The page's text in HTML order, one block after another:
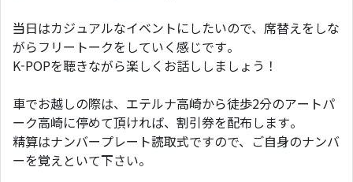
当日はカジュアルなイベントにしたいので、席替えをしな
がらフリートークをしていく感じです。
K-POPを聴きながら楽しくお話ししましょう！
車でお越しの際は、エテルナ高崎から徒歩2分のアートパ
ーク高崎に停めて頂ければ、割引券を配布します。
精算はナンバープレート読取式ですので、ご自身のナンバ
ーを覚えといて下さい。